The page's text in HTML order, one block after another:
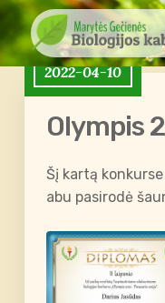
2022-04-10
Olympis
Šį kartą
abu pasirodė